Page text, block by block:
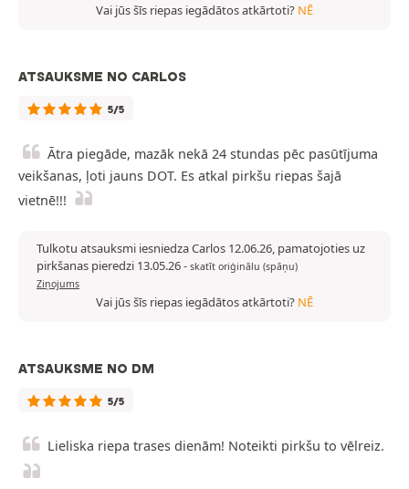
Vai jūs šīs riepas iegādātos atkārtoti? NĒ
ATSAUKSME NO CARLOS
5/5
Ātra piegāde, mazāk nekā 24 stundas pēc pasūtījuma
veikšanas, ļoti jauns DOT. Es atkal pirkšu riepas šajā
vietnē!!!
Tulkotu atsauksmi iesniedza Carlos 12.06.26, pamatojoties uz
pirkšanas pieredzi 13.05.26- skatīt oriģinālu (spāņu)
Ziņojums
Vai jūs šīs riepas iegādātos atkārtoti? NĒ
ATSAUKSME NO DM
5/5
Lieliska riepa trases dienām! Noteikti pirkšu to vēlreiz.